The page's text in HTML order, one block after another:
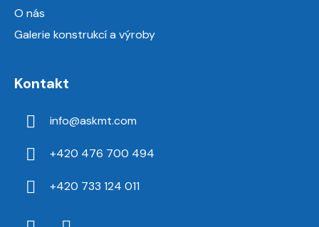
O nás
Galerie konstrukcí a výroby
Kontakt
info@askmt.com
+420 476 700 494
+420 733 124 011